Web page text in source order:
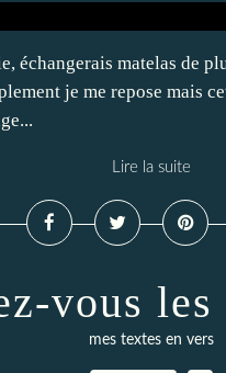
échangerais matelas de
je me repose mais
Lire la suite
vous les
mes textes en vers